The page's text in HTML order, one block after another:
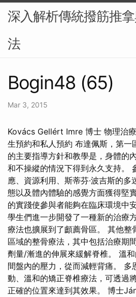
深入解析傳統撥筋推
法
Bogin48 (65)
Mar 3, 2015
Kovács Gellért Imre 博士 物理治
生預約和私人預約 布達佩斯，第一
的主要指導方針和教學是，身體的
和不操縱的情況下得到永久支持。
應、資源利用、斯蒂芬·波吉斯的多
態以及體內體驗的感覺方面獲得堅
的實踐使參與者能夠在臨床環境中
學生們進一步開發了一種新的治療
療法也擴展到了顱薦骨區。 其他整
區域的整骨療法，其中包括治療期
劑量/漸進的伸展來緩解脊椎。 溫
間盤內的壓力，從而減輕背痛。 多
動、溫和的矯正脊椎療法，可透過
正確的位置來達到其效果。 博士